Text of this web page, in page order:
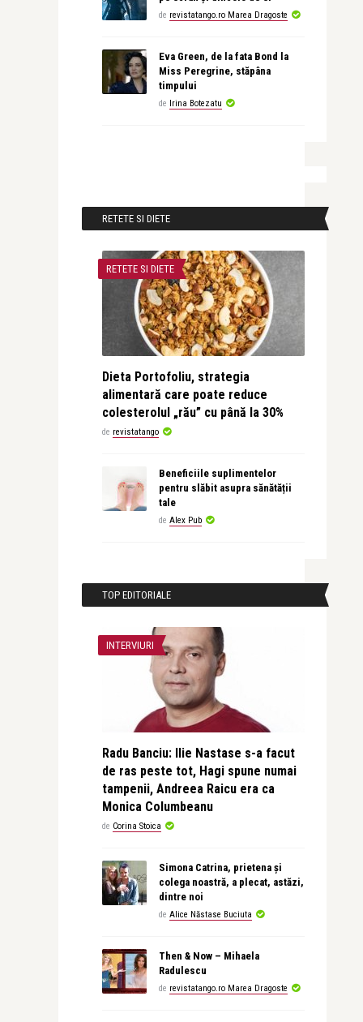
de revistatango.ro Marea Dragoste
Eva Green, de la fata Bond la
Miss Peregrine, stăpâna
timpului
de Irina Botezatu
RETETE SI DIETE
RETETE SI DIETE
Dieta Portofoliu, strategia
alimentară care poate reduce
colesterolul „rău” cu până la 30%
de revistatango
Beneficiile suplimentelor
pentru slăbit asupra sănătății
tale
de Alex Pub
TOP EDITORIALE
INTERVIURI
Radu Banciu: Ilie Nastase s-a facut
de ras peste tot, Hagi spune numai
tampenii, Andreea Raicu era ca
Monica Columbeanu
de Corina Stoica
Simona Catrina, prietena și
colega noastră, a plecat, astăzi,
dintre noi
de Alice Năstase Buciuta
Then & Now – Mihaela
Radulescu
de revistatango.ro Marea Dragoste